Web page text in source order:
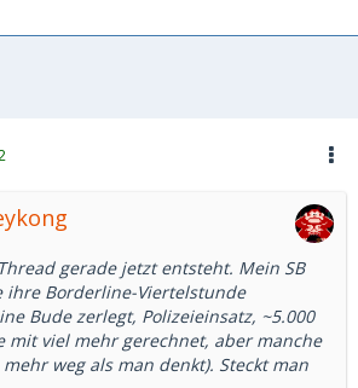
gerade jetzt entsteht. Mein SB
ihre Borderline-Viertelstunde
Bude zerlegt, Polizeieinsatz, ~5.000
mit viel mehr gerechnet, aber manche
weg als man denkt). Steckt man